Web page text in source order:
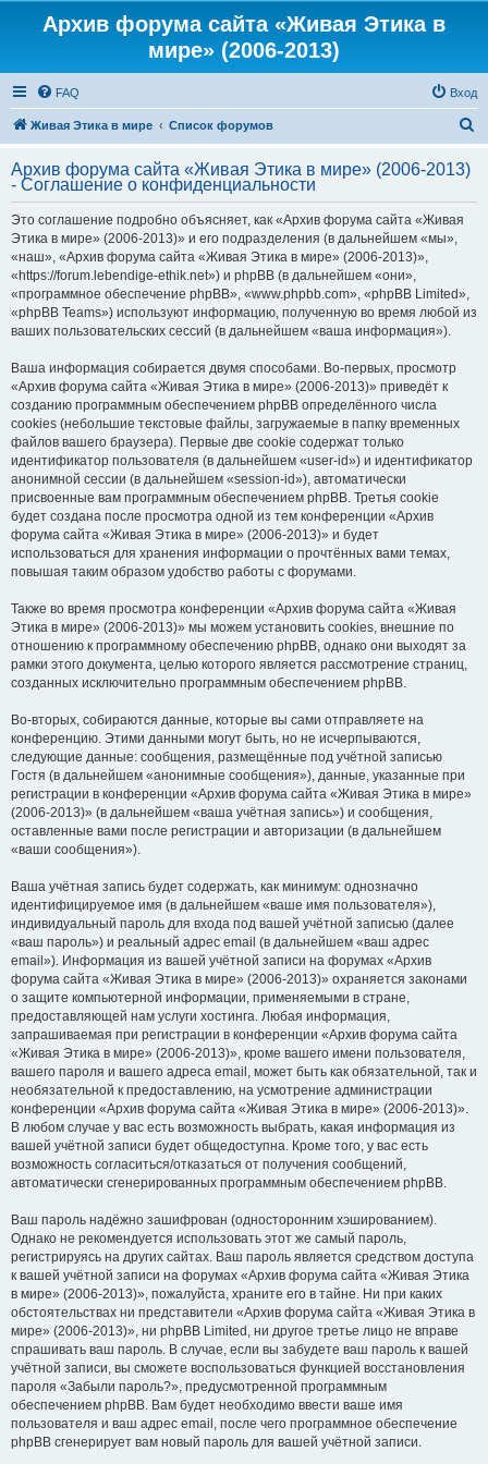
Архив форума сайта «Живая Этика в
мире» (2006-2013)
FAQ Вход
Живая Этика в мире Список форумов
с
Архив форума сайта «Живая Этика в мире» (2006-2013)
- Соглашение о конфиденциальности
Это соглашение подробно объясняет, как «Архив форума сайта «Живая
Этика в мире» (2006-2013)» и его подразделения (в дальнейшем «мы»,
«наш», «Архив форума сайта «Живая Этика в мире» (2006-2013)»,
«https://forum.lebendige-ethik.net») и phpBB (в дальнейшем «они»,
«программное обеспечение phpBB», «www.phpbb.com», «phpBB Limited»,
«phpBB Teams») используют информацию, полученную во время любой из
ваших пользовательских сессий (в дальнейшем «ваша информация»).
Ваша информация собирается двумя способами. Во-первых, просмотр
«Архив форума сайта «Живая Этика в мире» (2006-2013)» приведёт к
созданию программным обеспечением phpBB определённого числа
cookies (небольшие текстовые файлы, загружаемые в папку временных
файлов вашего браузера). Первые две cookie содержат только
идентификатор пользователя (в дальнейшем «user-id») и идентификатор
анонимной сессии (в дальнейшем «session-id»), автоматически
присвоенные вам программным обеспечением phpBB. Третья cookie
будет создана после просмотра одной из тем конференции «Архив
форума сайта «Живая Этика в мире» (2006-2013)» и будет
использоваться для хранения информации о прочтённых вами темах,
повышая таким образом удобство работы с форумами.
Также во время просмотра конференции «Архив форума сайта «Живая
Этика в мире» (2006-2013)» мы можем установить cookies, внешние по
отношению к программному обеспечению phpBB, однако они выходят за
рамки этого документа, целью которого является рассмотрение страниц,
созданных исключительно программным обеспечением phpBB.
Во-вторых, собираются данные, которые вы сами отправляете на
конференцию. Этими данными могут быть, но не исчерпываются,
следующие данные: сообщения, размещённые под учётной записью
Гостя (в дальнейшем «анонимные сообщения»), данные, указанные при
регистрации в конференции «Архив форума сайта «Живая Этика в мире»
(2006-2013)» (в дальнейшем «ваша учётная запись») и сообщения,
оставленные вами после регистрации и авторизации (в дальнейшем
«ваши сообщения»).
Ваша учётная запись будет содержать, как минимум: однозначно
идентифицируемое имя (в дальнейшем «ваше имя пользователя»),
индивидуальный пароль для входа под вашей учётной записью (далее
«ваш пароль») и реальный адрес email (в дальнейшем «ваш адрес
email»). Информация из вашей учётной записи на форумах «Архив
форума сайта «Живая Этика в мире» (2006-2013)» охраняется законами
о защите компьютерной информации, применяемыми в стране,
предоставляющей нам услуги хостинга. Любая информация,
запрашиваемая при регистрации в конференции «Архив форума сайта
«Живая Этика в мире» (2006-2013)», кроме вашего имени пользователя,
вашего пароля и вашего адреса email, может быть как обязательной, так и
необязательной к предоставлению, на усмотрение администрации
конференции «Архив форума сайта «Живая Этика в мире» (2006-2013)».
В любом случае у вас есть возможность выбрать, какая информация из
вашей учётной записи будет общедоступна. Кроме того, у вас есть
возможность согласиться/отказаться от получения сообщений,
автоматически сгенерированных программным обеспечением phpBB.
Ваш пароль надёжно зашифрован (односторонним хэшированием).
Однако не рекомендуется использовать этот же самый пароль,
регистрируясь на других сайтах. Ваш пароль является средством доступа
к вашей учётной записи на форумах «Архив форума сайта «Живая Этика
в мире» (2006-2013)», пожалуйста, храните его в тайне. Ни при каких
обстоятельствах ни представители «Архив форума сайта «Живая Этика в
мире» (2006-2013)», ни phpBB Limited, ни другое третье лицо не вправе
спрашивать ваш пароль. В случае, если вы забудете ваш пароль к вашей
учётной записи, вы сможете воспользоваться функцией восстановления
пароля «Забыли пароль?», предусмотренной программным
обеспечением phpBB. Вам будет необходимо ввести ваше имя
пользователя и ваш адрес email, после чего программное обеспечение
phpBB сгенерирует вам новый пароль для вашей учётной записи.